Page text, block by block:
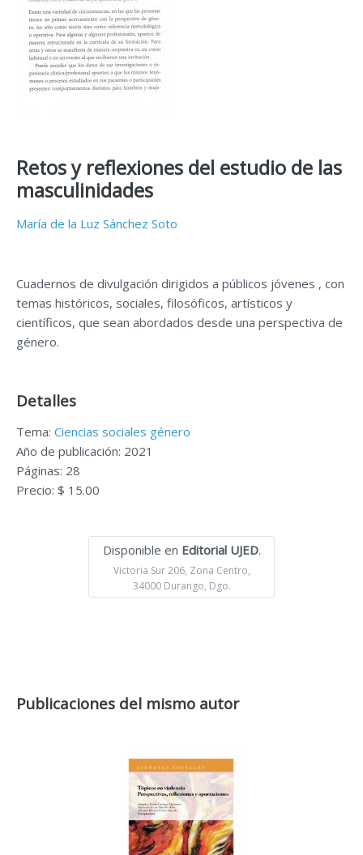
Retos y reflexiones del estudio de las
masculinidades
María de la Luz Sánchez Soto
Cuadernos de divulgación dirigidos a públicos jóvenes , con
temas históricos, sociales, filosóficos, artísticos y
científicos, que sean abordados desde una perspectiva de
género.
Detalles
Tema: Ciencias sociales género
Año de publicación: 2021
Páginas: 28
Precio: $ 15.00
Disponible en Editorial UJED.
Victoria Sur 206, Zona Centro,
34000 Durango, Dgo.
Publicaciones del mismo autor